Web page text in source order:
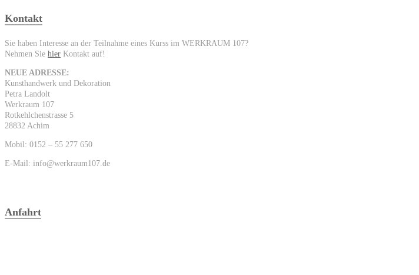
Kontakt
Sie haben Interesse an der Teilnahme eines Kurss im WERKRAUM 107?
Nehmen Sie hier Kontakt auf!
NEUE ADRESSE:
Kunsthandwerk und Dekoration
Petra Landolt
Werkraum 107
Rotkehlchenstrasse 5
28832 Achim
Mobil: 0152 – 55 277 650
E-Mail: info@werkraum107.de
Anfahrt